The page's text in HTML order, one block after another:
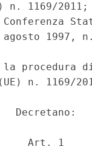
n. 1169/
1997,
procedura
n. 1169/
Decretano:
Art. 1